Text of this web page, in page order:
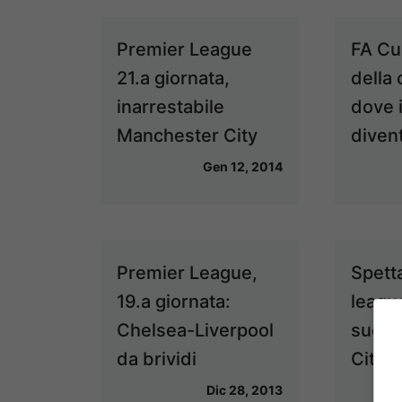
Premier League
21.a giornata,
inarrestabile
Manchester City
Gen 12, 2014
FA
della
dove
Premier League,
19.a giornata:
Chelsea-Liverpool
da brividi
Dic 28, 2013
suda
City